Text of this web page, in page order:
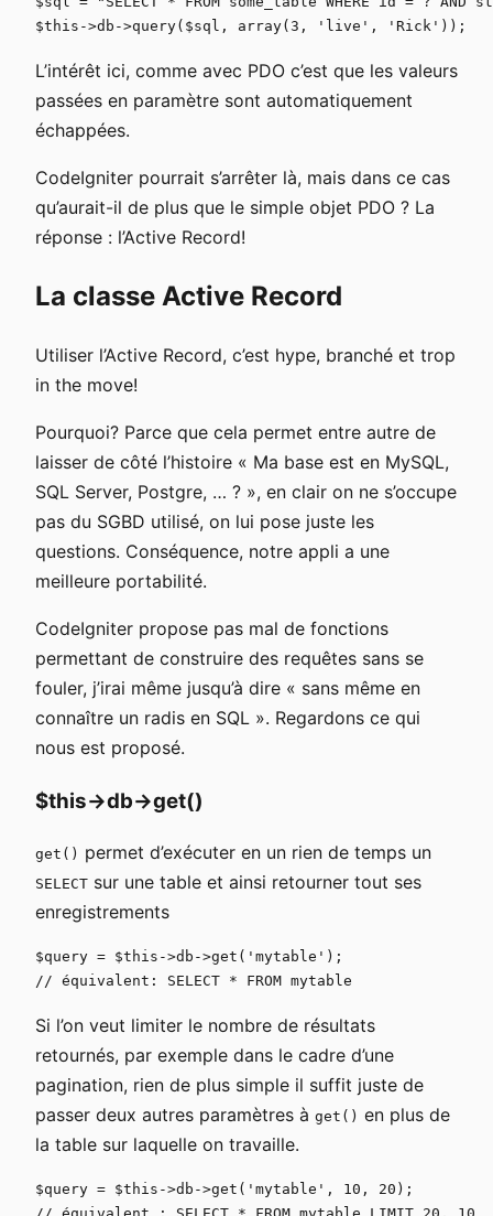
L’intérêt ici, comme avec PDO c’est que les valeurs
passées en paramètre sont automatiquement
échappées.
CodeIgniter pourrait s’arrêter là, mais dans ce cas
qu’aurait-il de plus que le simple objet PDO ? La
réponse : l’Active Record!
La classe Active Record
Utiliser l’Active Record, c’est hype, branché et trop
in the move!
Pourquoi? Parce que cela permet entre autre de
laisser de côté l’histoire « Ma base est en MySQL,
SQL Server, Postgre, … ? », en clair on ne s’occupe
pas du SGBD utilisé, on lui pose juste les
questions. Conséquence, notre appli a une
meilleure portabilité.
CodeIgniter propose pas mal de fonctions
permettant de construire des requêtes sans se
fouler, j’irai même jusqu’à dire « sans même en
connaître un radis en SQL ». Regardons ce qui
nous est proposé.
$this->db->get()
get() permet d’exécuter en un rien de temps un
SELECT sur une table et ainsi retourner tout ses
enregistrements
$query = $this->db->get('mytable');
Si l’on veut limiter le nombre de résultats
retournés, par exemple dans le cadre d’une
pagination, rien de plus simple il suffit juste de
passer deux autres paramètres à get() en plus de
la table sur laquelle on travaille.
$query = $this->db->get('mytable', 10, 20);